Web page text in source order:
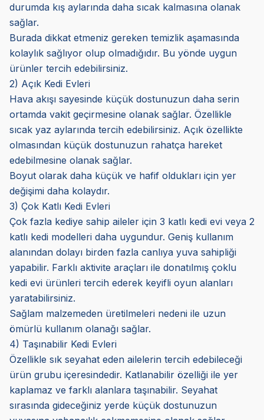
durumda kış aylarında daha sıcak kalmasına olanak
sağlar.
Burada dikkat etmeniz gereken temizlik aşamasında
kolaylık sağlıyor olup olmadığıdır. Bu yönde uygun
ürünler tercih edebilirsiniz.
2) Açık Kedi Evleri
Hava akışı sayesinde küçük dostunuzun daha serin
ortamda vakit geçirmesine olanak sağlar. Özellikle
sıcak yaz aylarında tercih edebilirsiniz. Açık özellikte
olmasından küçük dostunuzun rahatça hareket
edebilmesine olanak sağlar.
Boyut olarak daha küçük ve hafif oldukları için yer
değişimi daha kolaydır.
3) Çok Katlı Kedi Evleri
Çok fazla kediye sahip aileler için 3 katlı kedi evi veya 2
katlı kedi modelleri daha uygundur. Geniş kullanım
alanından dolayı birden fazla canlıya yuva sahipliği
yapabilir. Farklı aktivite araçları ile donatılmış çoklu
kedi evi ürünleri tercih ederek keyifli oyun alanları
yaratabilirsiniz.
Sağlam malzemeden üretilmeleri nedeni ile uzun
ömürlü kullanım olanağı sağlar.
4) Taşınabilir Kedi Evleri
Özellikle sık seyahat eden ailelerin tercih edebileceği
ürün grubu içeresindedir. Katlanabilir özelliği ile yer
kaplamaz ve farklı alanlara taşınabilir. Seyahat
sırasında gideceğiniz yerde küçük dostunuzun